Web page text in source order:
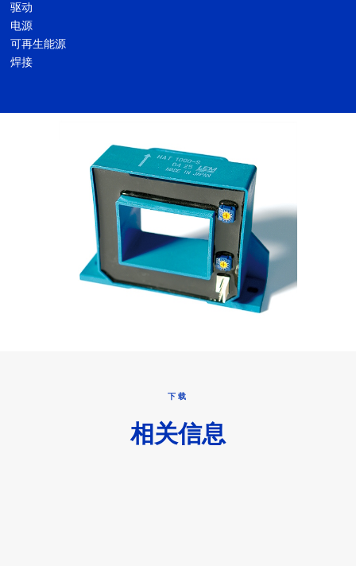
驱动
电源
可再生能源
焊接
下载
相关信息